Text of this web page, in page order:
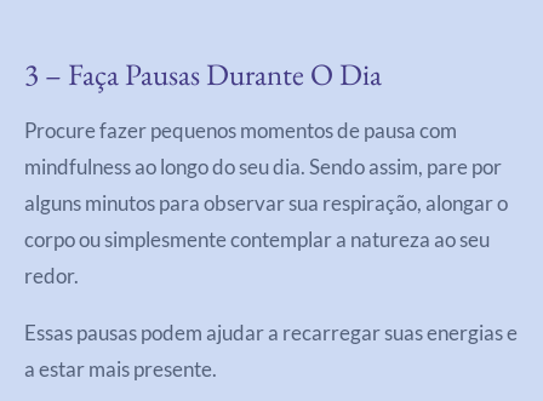
3 – Faça Pausas Durante O Dia
Procure fazer pequenos momentos de pausa com
mindfulness ao longo do seu dia. Sendo assim, pare por
alguns minutos para observar sua respiração, alongar o
corpo ou simplesmente contemplar a natureza ao seu
redor.
Essas pausas podem ajudar a recarregar suas energias e
a estar mais presente.